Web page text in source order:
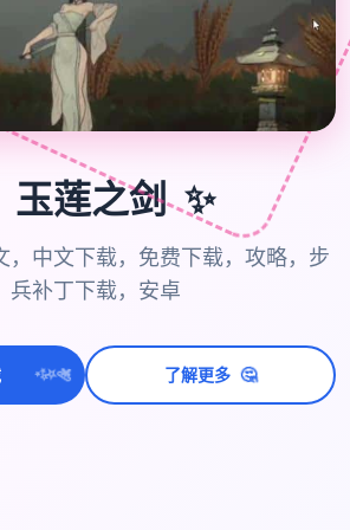
玉莲之剑 ✨
，中文下载，免费下载，攻略，步
兵补丁下载，安卓
✨
⭐
💫 了解更多 🤔